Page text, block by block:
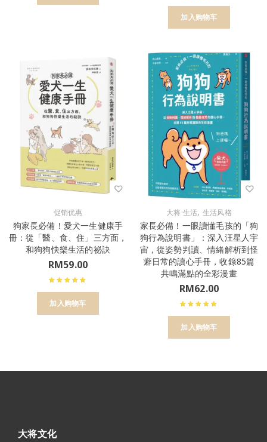
加入购物车
促销优惠
狗家長必備！愛犬一生健康手
冊：從「醫、食、住」三方面，
和狗狗快樂生活的祕訣
RM59.00
加入购物车
大将·生活, 生活风格
家長必備！一眼讀懂毛孩的「狗
狗行為說明書」：深入汪星人宇
宙，從姿勢判讀、情緒解析到怪
癖日常的讀心手冊，收錄85篇
共鳴滿點的全彩漫畫
RM62.00
加入购物车
大将文化